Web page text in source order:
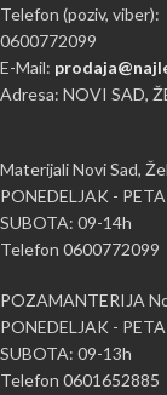
Telefon (poziv, viber):
0600772099
E-Mail:
Adresa: NOVI SAD,
Materijali Novi Sad,
PONEDELJAK -
SUBOTA: 09-14h
Telefon 0600772099
POZAMANTERIJA
PONEDELJAK -
SUBOTA: 09-13h
Telefon 0601652885